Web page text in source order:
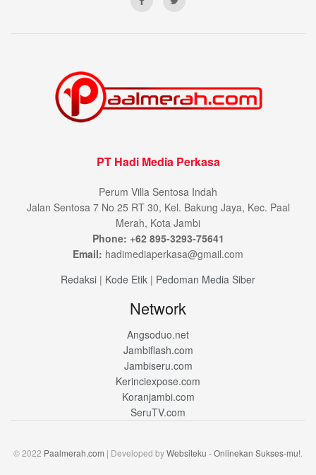
PT Hadi Media Perkasa
Perum Villa Sentosa Indah
Jalan Sentosa 7 No 25 RT 30, Kel. Bakung Jaya, Kec. Paal
Merah, Kota Jambi
Phone: +62 895-3293-75641
Email: hadimediaperkasa@gmail.com
Redaksi | Kode Etik | Pedoman Media Siber
Network
Angsoduo.net
Jambiflash.com
Jambiseru.com
Kerinciexpose.com
Koranjambi.com
SeruTV.com
© 2022 Paalmerah.com | Developed byWebsiteku - Onlinekan Sukses-mu!